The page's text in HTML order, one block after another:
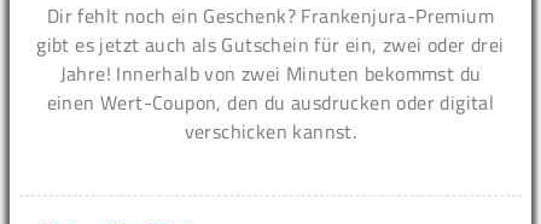
Dir fehlt noch ein Geschenk? Frankenjura-Premium
gibt es jetzt auch als Gutschein für ein, zwei oder drei
Jahre! Innerhalb von zwei Minuten bekommst du
einen Wert-Coupon, den du ausdrucken oder digital
verschicken kannst.